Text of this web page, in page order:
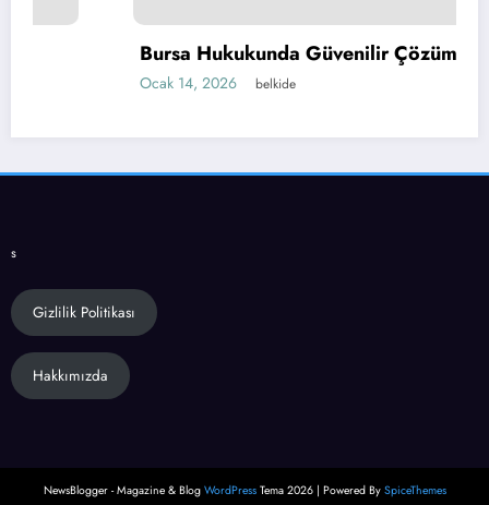
Bursa Hukukunda Güvenilir Çözümler
Ocak 14, 2026 belkide
s
Gizlilik Politikası
Hakkımızda
NewsBlogger - Magazine & Blog WordPressTema 2026 | Powered By SpiceThemes